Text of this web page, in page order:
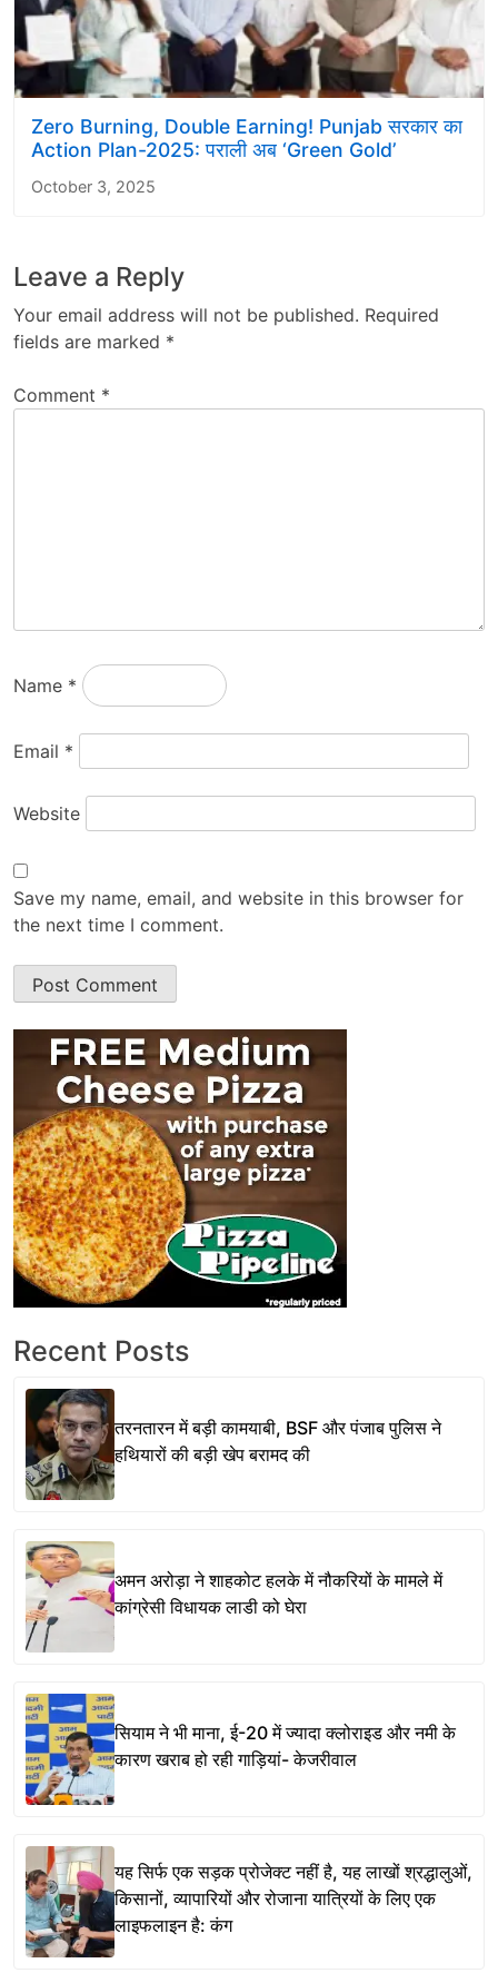
Zero Burning, Double Earning! Punjab सरकार का
Action Plan-2025: पराली अब ‘Green Gold’
October 3, 2025
Leave a Reply
Your email address will not be published. Required
fields are marked *
Comment *
Name *
Email *
Website
Save my name, email, and website in this browser for
the next time I comment.
Recent Posts
तरनतारन में बड़ी कामयाबी, BSF और पंजाब पुलिस ने
हथियारों की बड़ी खेप बरामद की
अमन अरोड़ा ने शाहकोट हलके में नौकरियों के मामले में
कांग्रेसी विधायक लाडी को घेरा
सियाम ने भी माना, ई-20 में ज्यादा क्लोराइड और नमी के
कारण खराब हो रही गाड़ियां- केजरीवाल
यह सिर्फ एक सड़क प्रोजेक्ट नहीं है, यह लाखों श्रद्धालुओं,
किसानों, व्यापारियों और रोजाना यात्रियों के लिए एक
लाइफलाइन है: कंग